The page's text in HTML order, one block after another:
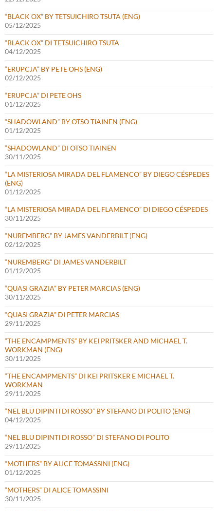
“BLACK OX” BY TETSUICHIRO TSUTA (ENG)
05/12/2025
“BLACK OX” DI TETSUICHIRO TSUTA
04/12/2025
“ERUPCJA” BY PETE OHS (ENG)
02/12/2025
“ERUPCJA” DI PETE OHS
01/12/2025
“SHADOWLAND” BY OTSO TIAINEN (ENG)
01/12/2025
“SHADOWLAND” DI OTSO TIAINEN
30/11/2025
“LA MISTERIOSA MIRADA DEL FLAMENCO” BY DIEGO CÉSPEDES
(ENG)
01/12/2025
“LA MISTERIOSA MIRADA DEL FLAMENCO” DI DIEGO CÉSPEDES
30/11/2025
“NUREMBERG” BY JAMES VANDERBILT (ENG)
02/12/2025
“NUREMBERG” DI JAMES VANDERBILT
01/12/2025
“QUASI GRAZIA” BY PETER MARCIAS (ENG)
30/11/2025
“QUASI GRAZIA” DI PETER MARCIAS
29/11/2025
“THE ENCAMPMENTS” BY KEI PRITSKER AND MICHAEL T.
WORKMAN (ENG)
30/11/2025
“THE ENCAMPMENTS” DI KEI PRITSKER E MICHAEL T.
WORKMAN
29/11/2025
“NEL BLU DIPINTI DI ROSSO” BY STEFANO DI POLITO (ENG)
04/12/2025
“NEL BLU DIPINTI DI ROSSO” DI STEFANO DI POLITO
29/11/2025
“MOTHERS” BY ALICE TOMASSINI (ENG)
01/12/2025
“MOTHERS” DI ALICE TOMASSINI
30/11/2025